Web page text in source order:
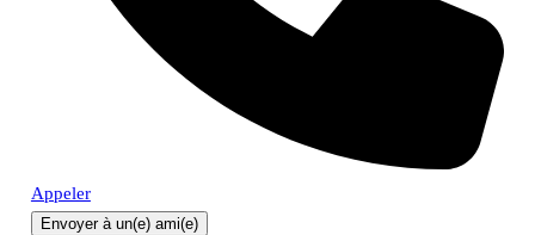
Appeler
Envoyer à un(e) ami(e)